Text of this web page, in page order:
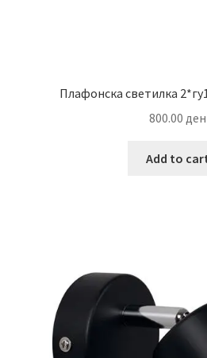
Плафонска светилка
800.00 ден
Add to